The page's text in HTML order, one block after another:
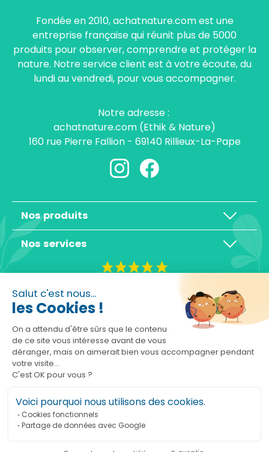
Salut c'est nous...
les Cookies !
On a attendu d'être sûrs que le contenu
de ce site vous intéresse avant de vous
déranger, mais on aimerait bien vous accompagner pendant
votre visite...
C'est OK pour vous ?
Voici pourquoi nous utilisons des cookies.
Cookies fonctionnels
Partage de données avec Google
Fondée en 2010, achatnature.com est une
entreprise française qui réunit plus de 5000
produits pour observer, comprendre et protéger la
nature. Notre service client est à votre écoute, du
lundi au vendredi, pour vous accompagner.
Notre adresse :
achatnature.com (Ethik & Nature)
160 rue Pierre Fallion - 69140 Rillieux-La-Pape
Nos produits
Nos services